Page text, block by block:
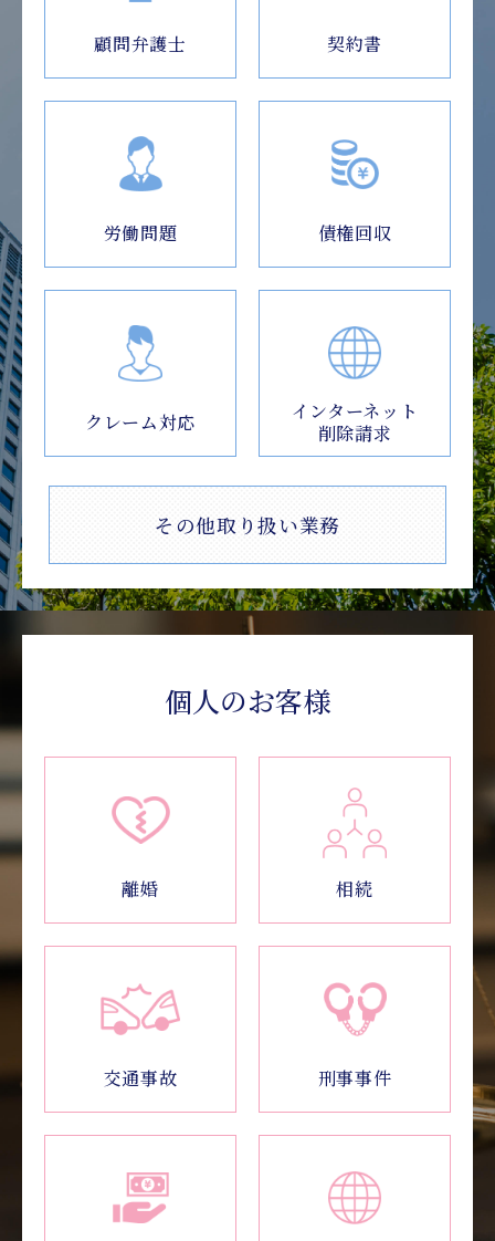
顧問弁護士 契約書
労働問題 債権回収
クレーム対応
インターネット
削除請求
その他取り扱い業務
個人のお客様
離婚 相続
交通事故 刑事事件